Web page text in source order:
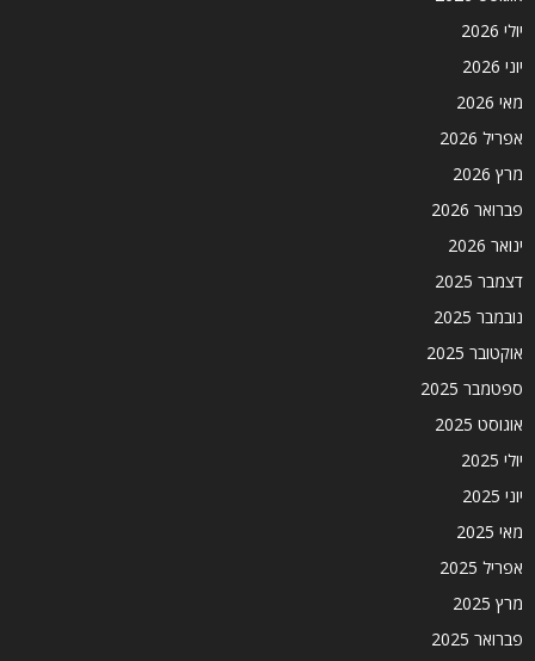
יולי 2026
יוני 2026
מאי 2026
אפריל 2026
מרץ 2026
פברואר 2026
ינואר 2026
דצמבר 2025
נובמבר 2025
אוקטובר 2025
ספטמבר 2025
אוגוסט 2025
יולי 2025
יוני 2025
מאי 2025
אפריל 2025
מרץ 2025
פברואר 2025